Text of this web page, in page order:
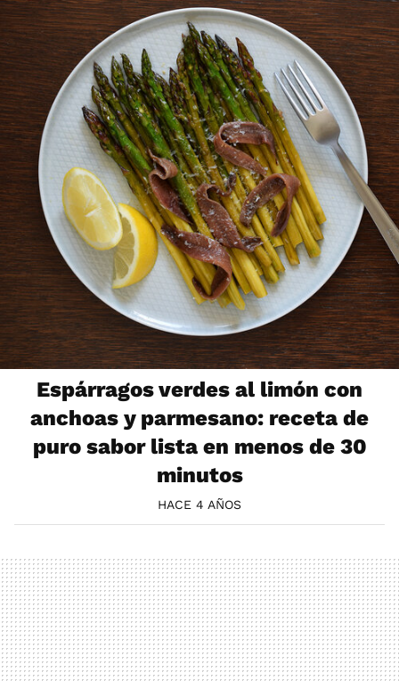
Espárragos verdes al limón con
anchoas y parmesano: receta de
puro sabor lista en menos de 30
minutos
HACE 4 AÑOS